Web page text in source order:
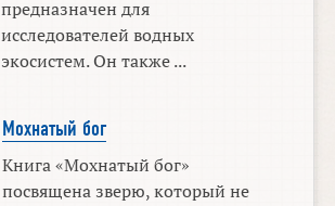
предназначен для
исследователей водных
экосистем. Он также ...
Мохнатый бог
Книга «Мохнатый бог»
посвящена зверю, который не